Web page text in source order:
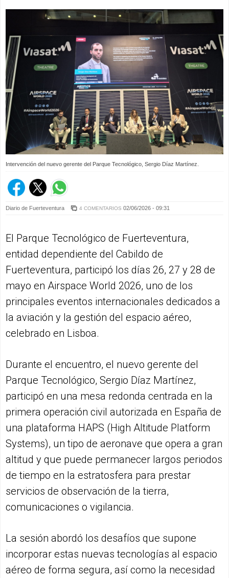
Intervención del nuevo gerente del Parque Tecnológico, Sergio Díaz Martínez.
Diario de Fuerteventura 4 COMENTARIOS 02/06/2026 - 09:31
El Parque Tecnológico de Fuerteventura,
entidad dependiente del Cabildo de
Fuerteventura, participó los días 26, 27 y 28 de
mayo en Airspace World 2026, uno de los
principales eventos internacionales dedicados a
la aviación y la gestión del espacio aéreo,
celebrado en Lisboa.
Durante el encuentro, el nuevo gerente del
Parque Tecnológico, Sergio Díaz Martínez,
participó en una mesa redonda centrada en la
primera operación civil autorizada en España de
una plataforma HAPS (High Altitude Platform
Systems), un tipo de aeronave que opera a gran
altitud y que puede permanecer largos periodos
de tiempo en la estratosfera para prestar
servicios de observación de la tierra,
comunicaciones o vigilancia.
La sesión abordó los desafíos que supone
incorporar estas nuevas tecnologías al espacio
aéreo de forma segura, así como la necesidad